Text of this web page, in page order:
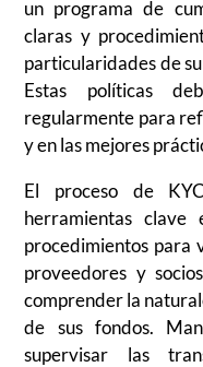
un programa de
claras y
particularidades de
Estas políticas
regularmente para
y en las mejores
El proceso de
herramientas clave
procedimientos para
proveedores y
comprender la
de sus fondos.
supervisar las